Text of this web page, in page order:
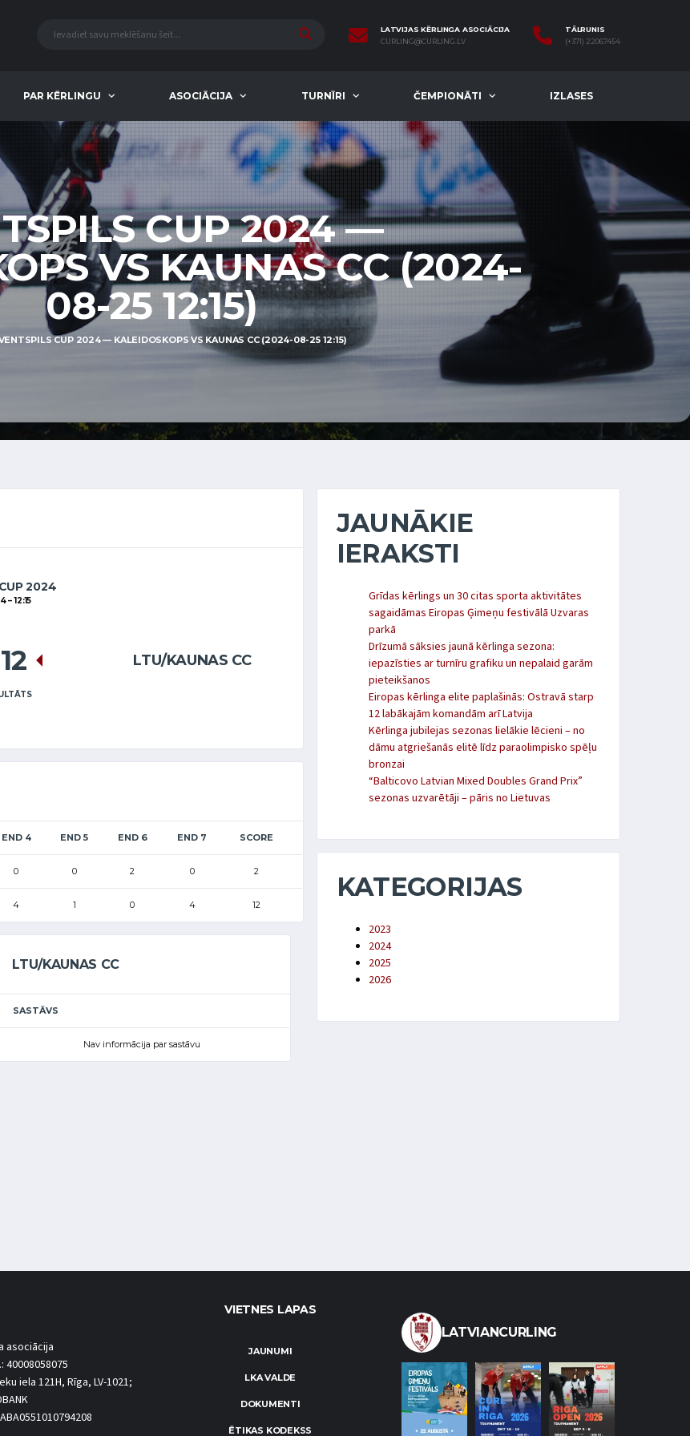
LATVIJAS KĒRLINGA ASOCIĀCIJA
CURLING@CURLING.LV
TĀLRUNIS
(+371) 22067454
PAR KĒRLINGU ASOCIĀCIJA TURNĪRI ČEMPIONĀTI IZLASES
CUP 2024 —
VS KAUNAS CC (2024-
08-25 12:15)
CUP 2024 — KALEIDOSKOPS VS KAUNAS CC (2024-08-25 12:15)
2024
12:15
LTU/KAUNAS CC
12
END 4 END 5 END 6 END 7 SCORE
0 0 2 0 2
4 1 0 4 12
LTU/KAUNAS CC
SASTĀVS
Nav informācija par sastāvu
JAUNĀKIE
IERAKSTI
Grīdas kērlings un 30 citas sporta aktivitātes
sagaidāmas Eiropas Ģimeņu festivālā Uzvaras
parkā
Drīzumā sāksies jaunā kērlinga sezona:
iepazīsties ar turnīru grafiku un nepalaid garām
pieteikšanos
Eiropas kērlinga elite paplašinās: Ostravā starp
12 labākajām komandām arī Latvija
Kērlinga jubilejas sezonas lielākie lēcieni – no
dāmu atgriešanās elitē līdz paraolimpisko spēļu
bronzai
“Balticovo Latvian Mixed Doubles Grand Prix”
sezonas uzvarētāji – pāris no Lietuvas
KATEGORIJAS
2023
2024
2025
2026
asociācija
40008058075
iela 121H, Rīga, LV-1021;
VIETNES LAPAS
JAUNUMI
LKA VALDE
DOKUMENTI
ĒTIKAS KODEKSS
LATVIANCURLING